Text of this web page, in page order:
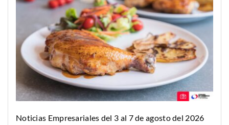
Noticias Empresariales del 3 al 7 de agosto del 2026